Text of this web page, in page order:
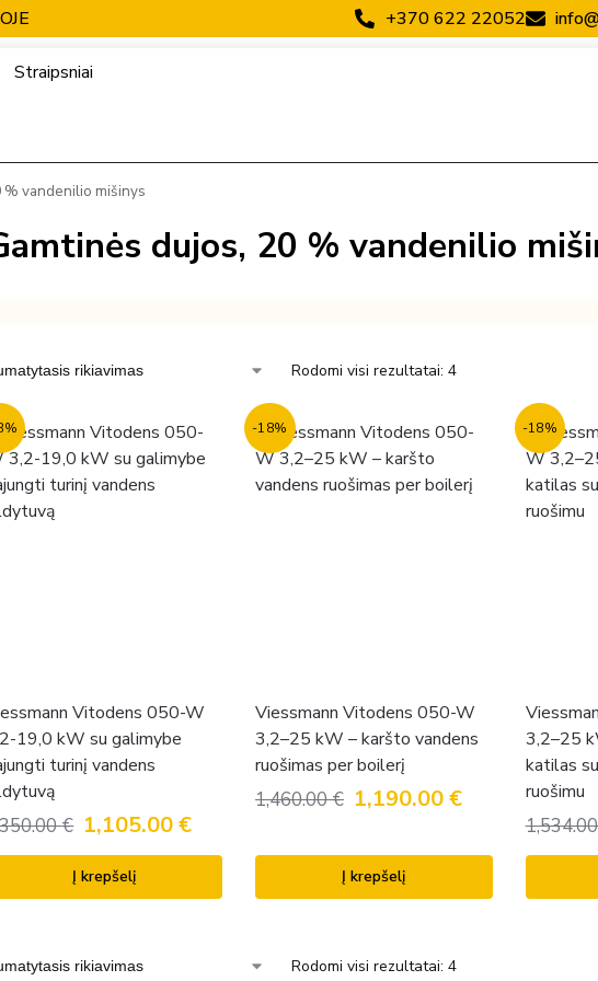
+370 622 22052
Straipsniai
% vandenilio mišinys
dujos, 20 % vandenilio
Rodomi visi rezultatai: 4
Vitodens 050-W
19,0 kW su galimybe
turinį vandens
€ 1,105.00€
Į krepšelį
-18%
Viessmann Vitodens 050-W
3,2–25 kW – karšto vandens
ruošimas per boilerį
1,460.00€ 1,190.00€
Į krepšelį
-18%
3,2–25
katilas
ruošimu
Rodomi visi rezultatai: 4